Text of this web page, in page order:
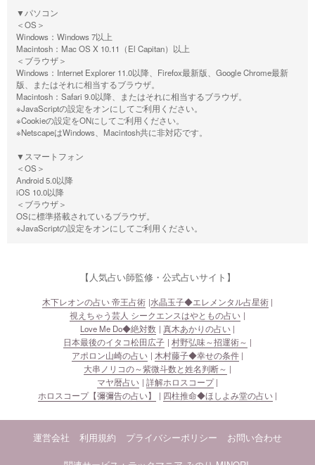
▼パソコン
＜OS＞
Windows：Windows 7以上
Macintosh：Mac OS X 10.11（El Capitan）以上
＜ブラウザ＞
Windows：Internet Explorer 11.0以降、Firefox最新版、Google Chrome最新
版、またはそれに相当するブラウザ。
Macintosh：Safari 9.0以降、またはそれに相当するブラウザ。
※JavaScriptの設定をオンにしてご利用ください。
※Cookieの設定をONにしてご利用ください。
※NetscapeはWindows、Macintosh共に非対応です。
▼スマートフォン
＜OS＞
Android 5.0以降
iOS 10.0以降
＜ブラウザ＞
OSに標準搭載されているブラウザ。
※JavaScriptの設定をオンにしてご利用ください。
【人気占い師監修・公式占いサイト】
木下レオンの占い 帝王占術 水晶玉子◆エレメンタル占星術
視えちゃう芸人 シークエンスはやともの占い
Love Me Do◆絶対数
真木あかりの占い
日本最後のイタコ松田広子
村野弘味～招運術～
アポロン山崎の占い
木村藤子◆幸せの条件
大串ノリコの～紫微斗数と姓名判断～
マヤ暦占い
詳解ホロスコープ
ホロスコープ【彌彌告の占い】
四柱推命◆ほしよみ堂の占い
運営会社 利用規約 プライバシーポリシー お問い合わせ